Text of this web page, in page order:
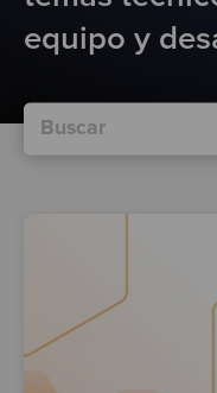
equipo y